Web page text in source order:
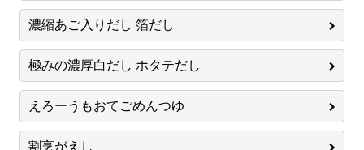
濃縮あご入りだし 箔だし
極みの濃厚白だし ホタテだし
えろーうもおてごめんつゆ
割烹がえし